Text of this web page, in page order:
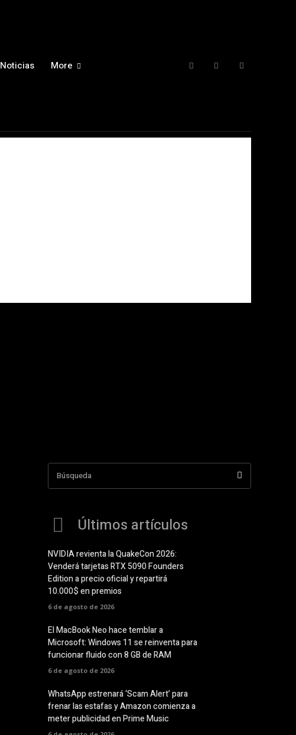
Noticias More
Búsqueda
Últimos artículos
NVIDIA revienta la QuakeCon 2026:
Venderá tarjetas RTX 5090 Founders
Edition a precio oficial y repartirá
10.000$ en premios
6 de agosto de 2026
El MacBook Neo hace temblar a
Microsoft: Windows 11 se reinventa para
funcionar fluido con 8 GB de RAM
6 de agosto de 2026
WhatsApp estrenará ‘Scam Alert’ para
frenar las estafas y Amazon comienza a
meter publicidad en Prime Music